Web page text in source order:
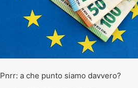
Pnrr: a che punto siamo davvero?